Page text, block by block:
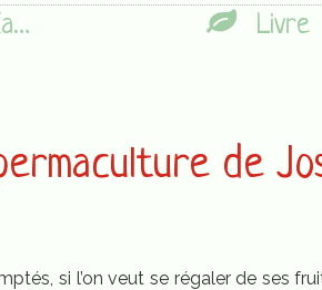
Livre
de
si l’on veut se régaler de ses